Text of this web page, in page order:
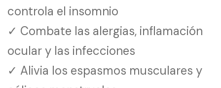
controla el insomnio
✓ Combate las alergias, inflamación
ocular y las infecciones
✓ Alivia los espasmos musculares y